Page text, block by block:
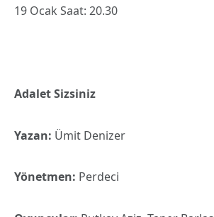
19 Ocak Saat: 20.30
Adalet Sizsiniz
Yazan: Ümit Denizer
Yönetmen: Perdeci